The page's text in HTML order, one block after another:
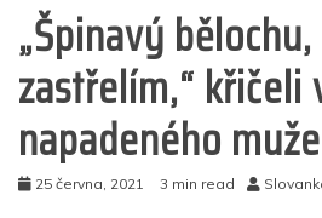
„Špinavý
zastřelím,“ křičeli
napadeného muže
25 června, 2021 3 min read